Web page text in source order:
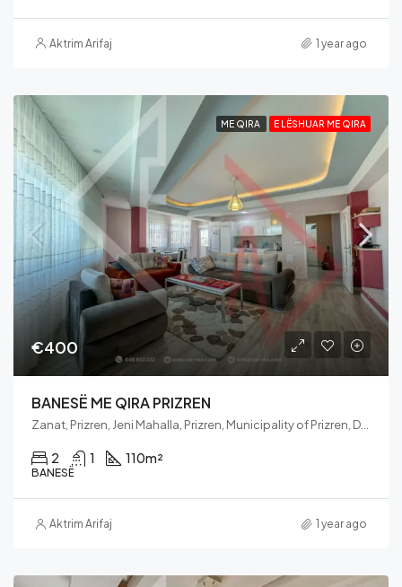
Aktrim Arifaj 1 year ago
ME QIRA E LËSHUAR ME QIRA
€400
BANESË ME QIRA PRIZREN
Zanat, Prizren, Jeni Mahalla, Prizren, Municipality of Prizren, District of Prizren, 20080, Kosovo
2 1 110m²
BANESË
Aktrim Arifaj 1 year ago